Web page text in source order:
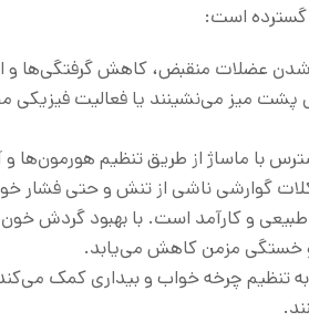
گسترده است:
عضلات منقبض، کاهش گرفتگی‌ها و
پشت میز می‌نشینند یا فعالیت فیزیکی
با ماساژ از طریق تنظیم هورمون‌ها و
گوارشی ناشی از تنش و حتی فشار
طبیعی و کارآمد است. با بهبود گردش
خستگی مزمن کاهش می‌یابد.
تنظیم چرخه خواب و بیداری کمک